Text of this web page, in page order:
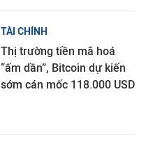
TÀI CHÍNH
Thị trường tiền mã hoá
“ấm dần”, Bitcoin dự kiến
sớm cán mốc 118.000 USD